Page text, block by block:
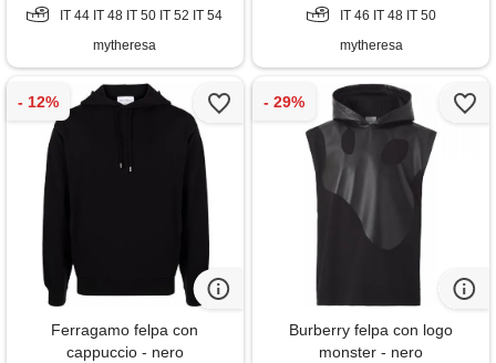
IT 44 IT 48 IT 50 IT 52 IT 54
mytheresa
IT 46 IT 48 IT 50
mytheresa
Ferragamo felpa con
cappuccio - nero
Burberry felpa con logo
monster - nero